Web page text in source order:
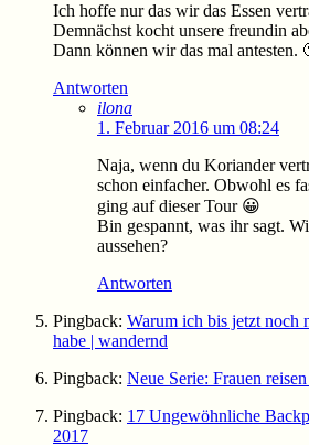
Ich hoffe nur das wir das Essen
Demnächst kocht unsere freundin
Dann können wir das mal antesten.
Antworten
ilona
1. Februar 2016 um 08:24
Naja, wenn du Koriander
schon einfacher. Obwohl es
ging auf dieser Tour 😀
Bin gespannt, was ihr sagt.
aussehen?
Antworten
Pingback: Warum ich bis jetzt noch
habe | wandernd
Pingback: Neue Serie: Frauen
Pingback: 17 Ungewöhnliche
2017